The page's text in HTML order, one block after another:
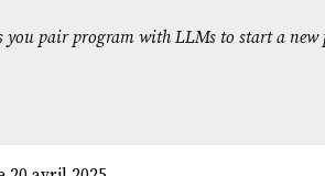
you pair program with LLMs to start a